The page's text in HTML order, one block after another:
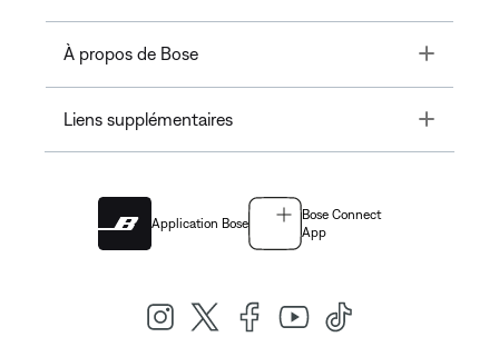
À propos de Bose Toggle
Liens supplémentaires Toggle
Application Bose
Bose Connect
App